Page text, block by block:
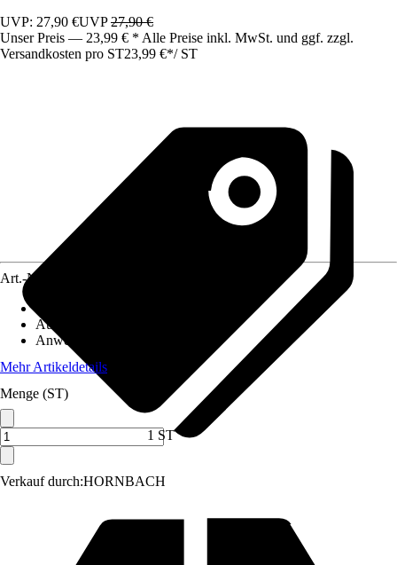
UVP: 27,90 €UVP27,90 €
Unser Preis — 23,99 € * Alle Preise inkl. MwSt. und ggf. zzgl.
Versandkosten pro ST23,99 €*/ ST
Verkauf durch:HORNBACH
Art.-Nr.
Ausführung
Anwendungsbereich
Mehr Artikeldetails
Menge (ST)
1 ST